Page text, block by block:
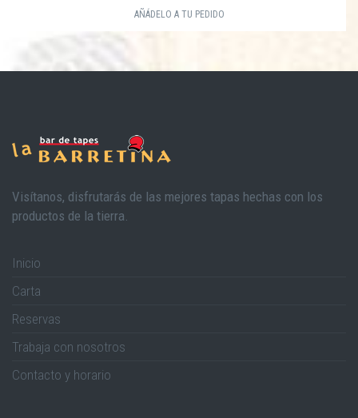
AÑÁDELO A TU PEDIDO
Visítanos, disfrutarás de las mejores tapas hechas con los
productos de la tierra.
Inicio
Carta
Reservas
Trabaja con nosotros
Contacto y horario